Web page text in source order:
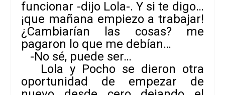
funcionar -dijo Lola-. Y si te digo…
¡que mañana empiezo a trabajar!
¿Cambiarían las cosas? me
pagaron lo que me debían…
-No sé, puede ser…
Lola y Pocho se dieron otra
oportunidad de empezar de